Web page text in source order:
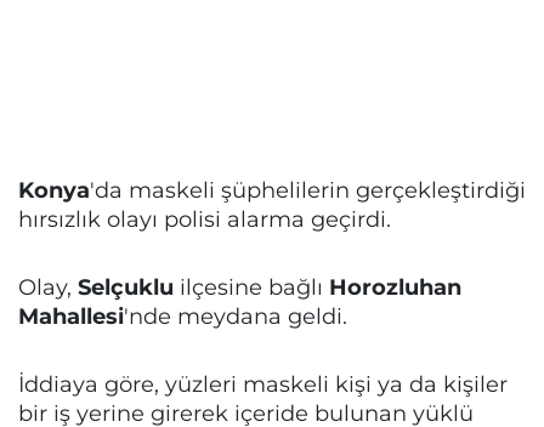
Konya'da maskeli şüphelilerin gerçekleştirdiği
hırsızlık olayı polisi alarma geçirdi.
Olay, Selçuklu ilçesine bağlı Horozluhan
Mahallesi'nde meydana geldi.
İddiaya göre, yüzleri maskeli kişi ya da kişiler
bir iş yerine girerek içeride bulunan yüklü